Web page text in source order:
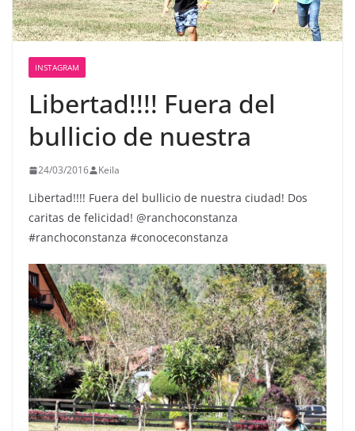
INSTAGRAM
Libertad!!!! Fuera del
bullicio de nuestra
24/03/2016 Keila
Libertad!!!! Fuera del bullicio de nuestra ciudad! Dos
caritas de felicidad! @ranchoconstanza
#ranchoconstanza #conoceconstanza